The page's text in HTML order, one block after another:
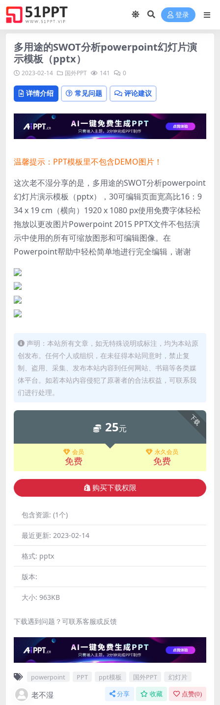
登录
多用途的SWOT分析powerpoint幻灯片演
示模板（pptx）
2023-02-14 国外PPT 141 0
详情介绍 常见问题 评论建议
温馨提示：PPT模板里不包含DEMO图片！
这次老不湿分享的是，多用途的SWOT分析powerpoint
幻灯片演示模板（pptx），30可编辑页面宽高比16：9
34 x 19 cm（横向）1920 x 1080 px使用免费字体轻松
拖放以更改图片Powerpoint 2015 PPTX文件不包括演
示中使用的所有可缩放图形和可编辑图像。在
Powerpoint帮助中轻松简单地进行完全编辑，谢谢
声明：本站所有文章，如无特殊说明或标注，均为本站原
创发布。任何个人或组织，在未征得本站同意时，禁止复
制、盗用、采集、发布本站内容到任何网站、书籍等各类媒
体平台。如若本站内容侵犯了原著者的合法权益，可联系我
们进行处理。
下载
25元
会员
免费
永久会员
免费
购买下载权限
包含资源: (1个)
最近更新: 2023-02-14
格式: pptx
版本:
大小: 963KB
下载遇到问题？可联系客服或反馈
powerpoint PPT ppt模板 国外PPT 幻灯片
老不湿 分享 收藏 点赞(0)